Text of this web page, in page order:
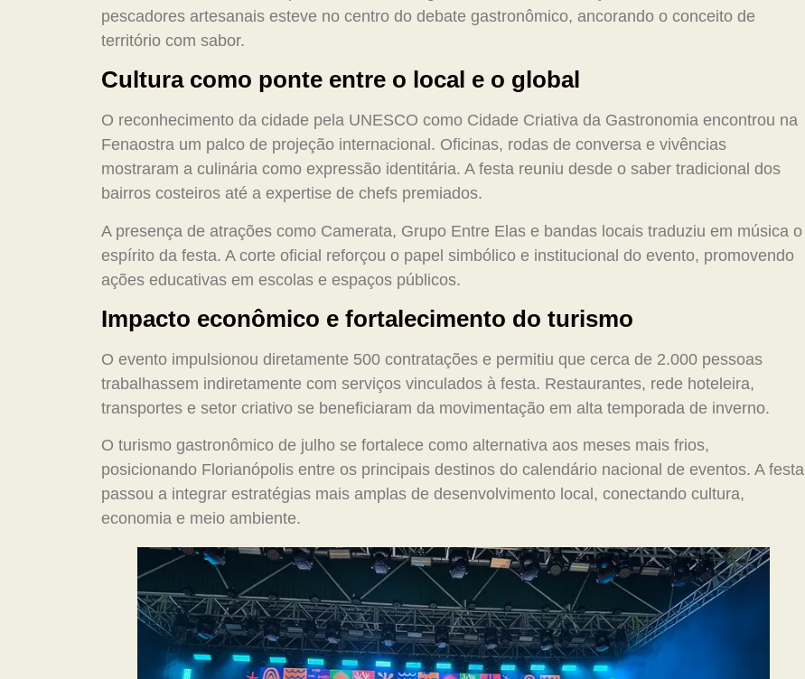
pescadores artesanais esteve no centro do debate gastronômico, ancorando o conceito de
território com sabor.
Cultura como ponte entre o local e o global
O reconhecimento da cidade pela UNESCO como Cidade Criativa da Gastronomia encontrou na
Fenaostra um palco de projeção internacional. Oficinas, rodas de conversa e vivências
mostraram a culinária como expressão identitária. A festa reuniu desde o saber tradicional dos
bairros costeiros até a expertise de chefs premiados.
A presença de atrações como Camerata, Grupo Entre Elas e bandas locais traduziu em música o
espírito da festa. A corte oficial reforçou o papel simbólico e institucional do evento, promovendo
ações educativas em escolas e espaços públicos.
Impacto econômico e fortalecimento do turismo
O evento impulsionou diretamente 500 contratações e permitiu que cerca de 2.000 pessoas
trabalhassem indiretamente com serviços vinculados à festa. Restaurantes, rede hoteleira,
transportes e setor criativo se beneficiaram da movimentação em alta temporada de inverno.
O turismo gastronômico de julho se fortalece como alternativa aos meses mais frios,
posicionando Florianópolis entre os principais destinos do calendário nacional de eventos. A festa
passou a integrar estratégias mais amplas de desenvolvimento local, conectando cultura,
economia e meio ambiente.